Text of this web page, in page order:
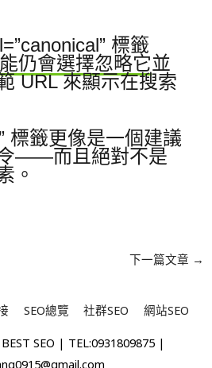
標籤
仍會選擇忽略它並
URL 來顯示在搜索
標籤更像是一個建議
——而且絕對不是
。
下一篇文章 →
SEO總覽 社群SEO 網站SEO
BEST SEO | TEL:0931809875 |